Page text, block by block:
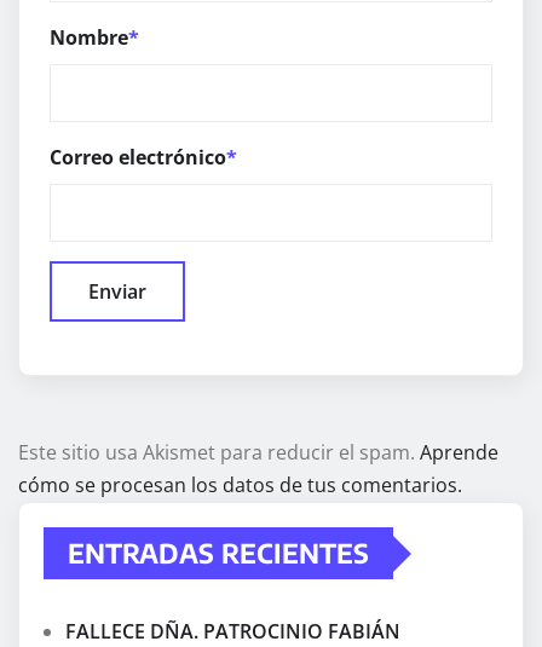
Nombre*
Correo electrónico*
Este sitio usa Akismet para reducir el spam. Aprende
cómo se procesan los datos de tus comentarios.
ENTRADAS RECIENTES
FALLECE DÑA. PATROCINIO FABIÁN